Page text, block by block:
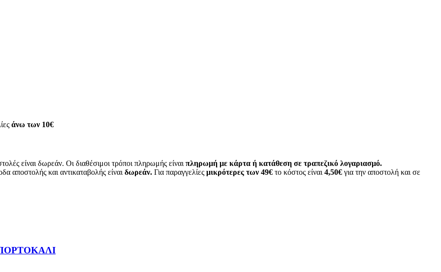
άνω των 10€
είναι δωρεάν. Οι διαθέσιμοι τρόποι πληρωμής είναι πληρωμή με κάρτα ή κατάθεση σε τραπεζικό λογαριασμό.
αποστολής και αντικαταβολής είναι δωρεάν. Για παραγγελίες μικρότερες των 49€ το κόστος είναι 4,50€ για την αποστολή και σε